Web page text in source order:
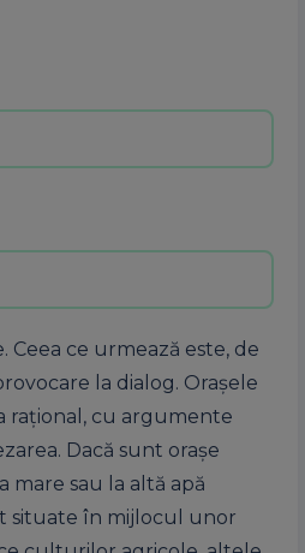
Ceea ce urmează este, de
la dialog. Oraşele
raţional, cu argumente
Dacă sunt oraşe
mare sau la altă apă
situate în mijlocul unor